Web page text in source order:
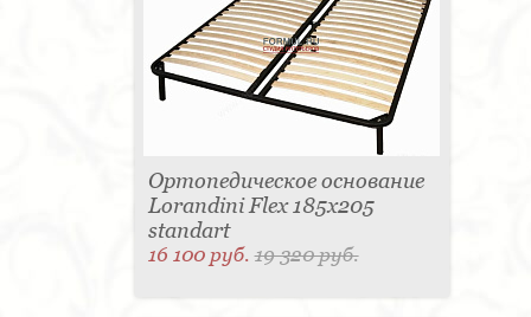
Ортопедическое основание
Lorandini Flex 185x205
standart
16 100 руб.19 320 руб.